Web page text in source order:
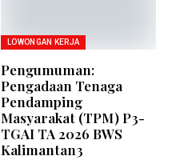
LOWONGAN KERJA
Pengumuman:
Pengadaan Tenaga
Pendamping
Masyarakat (TPM) P3-
TGAI TA 2026 BWS
Kalimantan3